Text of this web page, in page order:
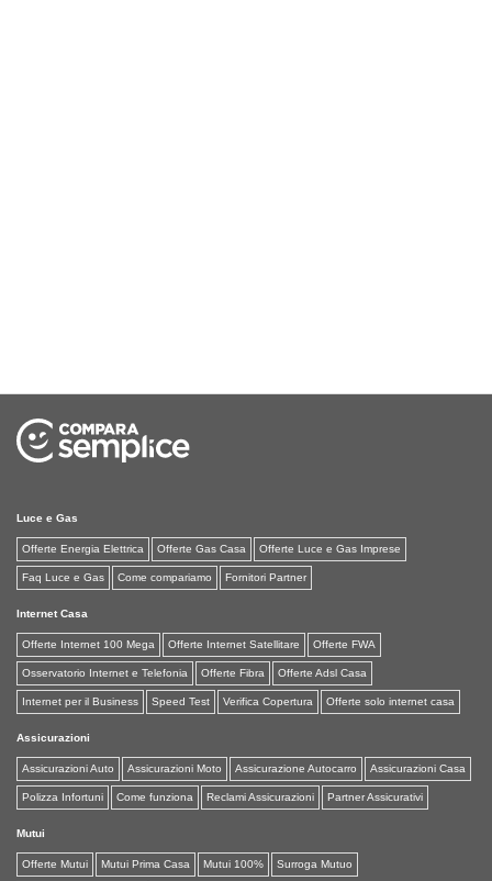
Luce e Gas
Offerte Energia Elettrica Offerte Gas Casa Offerte Luce e Gas Imprese
Faq Luce e Gas Come compariamo Fornitori Partner
Internet Casa
Offerte Internet 100 Mega Offerte Internet Satellitare Offerte FWA
Osservatorio Internet e Telefonia Offerte Fibra Offerte Adsl Casa
Internet per il Business Speed Test Verifica Copertura Offerte solo internet casa
Assicurazioni
Assicurazioni Auto Assicurazioni Moto Assicurazione Autocarro Assicurazioni Casa
Polizza Infortuni Come funziona Reclami Assicurazioni Partner Assicurativi
Mutui
Offerte Mutui Mutui Prima Casa Mutui 100% Surroga Mutuo